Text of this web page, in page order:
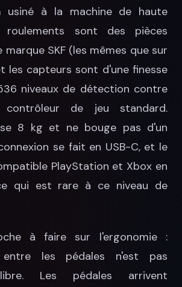
usiné à la machine de haute
roulements sont des pièces
SKF (les mêmes que sur
les capteurs sont d'une finesse
niveaux de détection contre
de jeu standard.
8 kg et ne bouge pas d'un
se fait en USB-C, et le
PlayStation et Xbox en
qui est rare à ce niveau de
à faire sur l'ergonomie :
entre les pédales n'est pas
Les pédales arrivent